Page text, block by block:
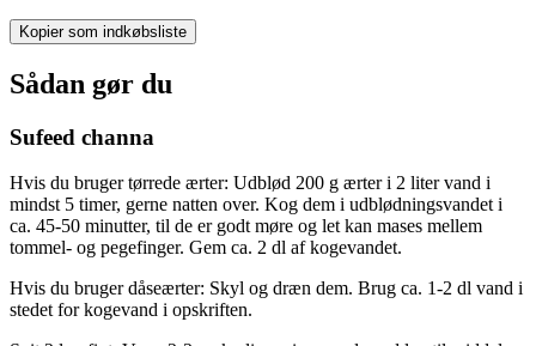
Kopier som indkøbsliste
Sådan gør du
Sufeed channa
Hvis du bruger tørrede ærter: Udblød 200 g ærter i 2 liter vand i
mindst 5 timer, gerne natten over. Kog dem i udblødningsvandet i
ca. 45-50 minutter, til de er godt møre og let kan mases mellem
tommel- og pegefinger. Gem ca. 2 dl af kogevandet.
Hvis du bruger dåseærter: Skyl og dræn dem. Brug ca. 1-2 dl vand i
stedet for kogevand i opskriften.